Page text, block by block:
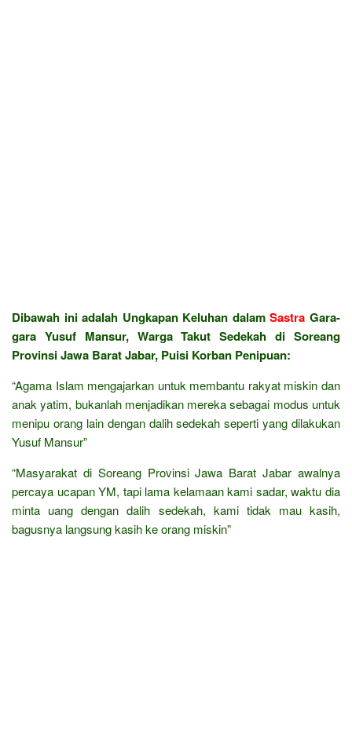
Dibawah ini adalah Ungkapan Keluhan dalamSastra Gara-
gara Yusuf Mansur, Warga Takut Sedekah di Soreang
Provinsi Jawa Barat Jabar, Puisi Korban Penipuan:
“Agama Islam mengajarkan untuk membantu rakyat miskin dan
anak yatim, bukanlah menjadikan mereka sebagai modus untuk
menipu orang lain dengan dalih sedekah seperti yang dilakukan
Yusuf Mansur”
“Masyarakat di Soreang Provinsi Jawa Barat Jabar awalnya
percaya ucapan YM, tapi lama kelamaan kami sadar, waktu dia
minta uang dengan dalih sedekah, kami tidak mau kasih,
bagusnya langsung kasih ke orang miskin”